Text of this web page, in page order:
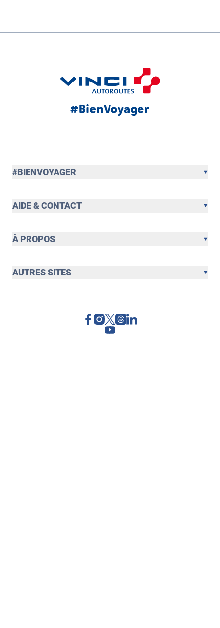
#BIENVOYAGER
AIDE & CONTACT
À PROPOS
AUTRES SITES